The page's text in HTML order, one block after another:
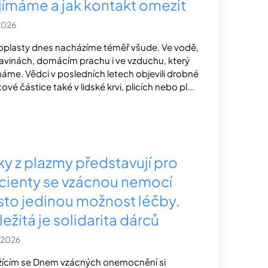
a jak kontakt omezit
dnes nacházíme téměř všude. Ve vodě,
domácím prachu i ve vzduchu, který
Vědci v posledních letech objevili drobné
částice také v lidské krvi, plicích nebo pl...
z plazmy představují pro
se vzácnou nemocí
jedinou možnost léčby.
je solidarita dárců
se Dnem vzácných onemocnění si